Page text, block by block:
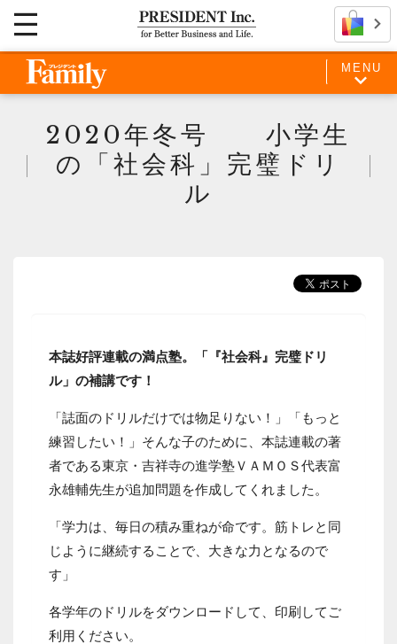
MENU
2020年冬号 小学生
の「社会科」完璧ドリ
ル
本誌好評連載の満点塾。「『社会科』完璧ドリ
ル」の補講です！
「誌面のドリルだけでは物足りない！」「もっと
練習したい！」そんな子のために、本誌連載の著
者である東京・吉祥寺の進学塾ＶＡＭＯＳ代表富
永雄輔先生が追加問題を作成してくれました。
「学力は、毎日の積み重ねが命です。筋トレと同
じように継続することで、大きな力となるので
す」
各学年のドリルをダウンロードして、印刷してご
利用ください。